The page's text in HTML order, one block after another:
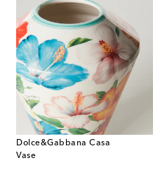
Dolce&Gabbana Casa
Vase